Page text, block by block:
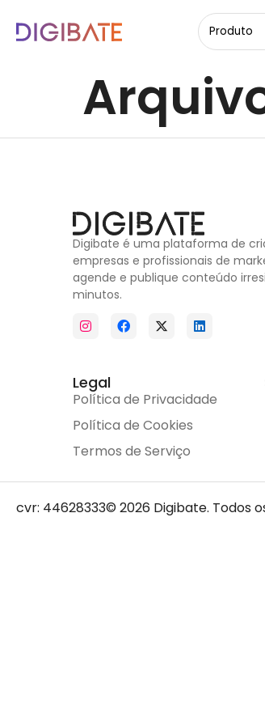
Produto
Digibate é uma plataforma de
empresas e profissionais de
agende e publique conteúdo
minutos.
Legal
Política de Privacidade
Política de Cookies
Termos de Serviço
cvr: 44628333© 2026 Digibate. Todos